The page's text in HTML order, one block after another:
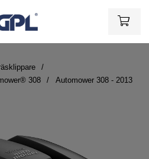
308
Automower 308 - 2013